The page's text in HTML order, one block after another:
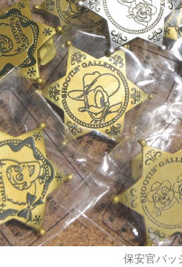
保安官バッ